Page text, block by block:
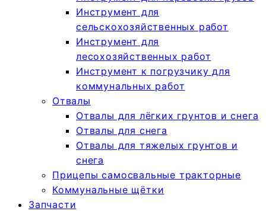
Инструмент для
сельскохозяйственных работ
Инструмент для
лесохозяйственных работ
Инструмент к погрузчику для
коммунальных работ
Отвалы
Отвалы для лёгких грунтов и снега
Отвалы для снега
Отвалы для тяжелых грунтов и
снега
Прицепы самосвальные тракторные
Коммунальные щётки
Запчасти